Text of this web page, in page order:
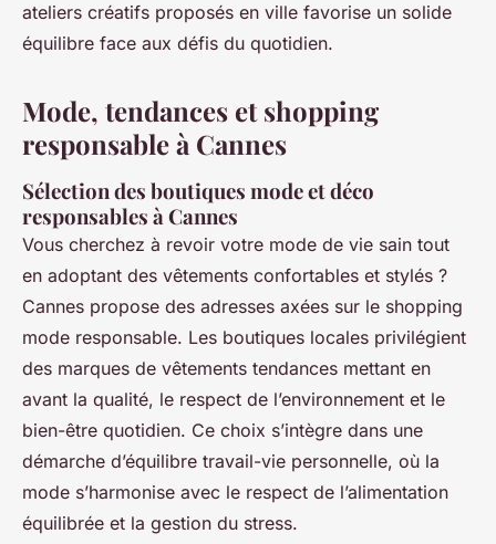
ateliers créatifs proposés en ville favorise un solide
équilibre face aux défis du quotidien.
Mode, tendances et shopping
responsable à Cannes
Sélection des boutiques mode et déco
responsables à Cannes
Vous cherchez à revoir votre mode de vie sain tout
en adoptant des vêtements confortables et stylés ?
Cannes propose des adresses axées sur le shopping
mode responsable. Les boutiques locales privilégient
des marques de vêtements tendances mettant en
avant la qualité, le respect de l’environnement et le
bien-être quotidien. Ce choix s’intègre dans une
démarche d’équilibre travail-vie personnelle, où la
mode s’harmonise avec le respect de l’alimentation
équilibrée et la gestion du stress.